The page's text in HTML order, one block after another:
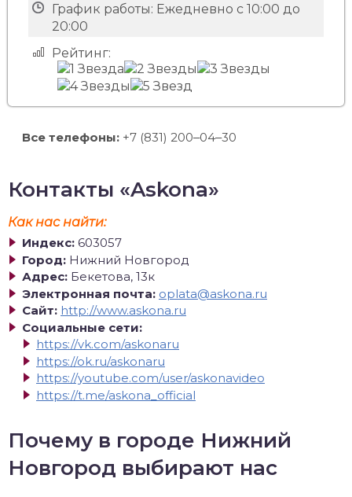
График работы: Ежедневно с 10:00 до
20:00
Рейтинг:
Все телефоны: +7 (831) 200‒04‒30
Контакты «Askona»
Как нас найти:
Индекс: 603057
Город: Нижний Новгород
Адрес: Бекетова, 13к
Электронная почта: oplata@askona.ru
Сайт: http://www.askona.ru
Социальные сети:
https://vk.com/askonaru
https://ok.ru/askonaru
https://youtube.com/user/askonavideo
https://t.me/askona_official
Почему в городе Нижний
Новгород выбирают нас